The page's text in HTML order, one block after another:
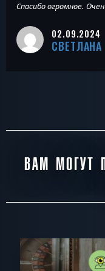
Спасибо огромное.
02.09.2024
СВЕТЛАНА
ВАМ МОГУТ